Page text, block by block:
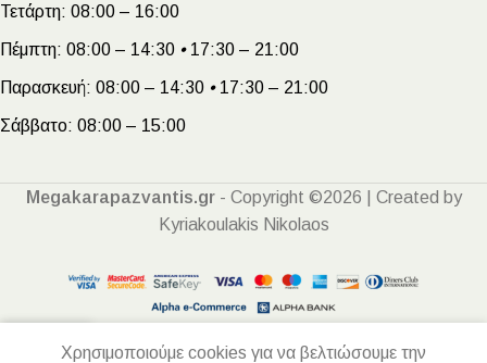
Τετάρτη: 08:00 – 16:00
Πέμπτη: 08:00 – 14:30 •17:30 – 21:00
Παρασκευή: 08:00 – 14:30 •17:30 – 21:00
Σάββατο: 08:00 – 15:00
Megakarapazvantis.gr- Copyright ©2026 | Created by
Kyriakoulakis Nikolaos
Χρησιμοποιούμε cookies για να βελτιώσουμε την